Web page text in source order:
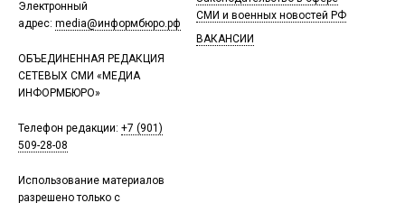
Электронный
адрес: media@информбюро.рф
ОБЪЕДИНЕННАЯ РЕДАКЦИЯ
СЕТЕВЫХ СМИ «МЕДИА
ИНФОРМБЮРО»
Телефон редакции: +7 (901)
509-28-08
Использование материалов
разрешено только с
СМИ и военных новостей РФ
ВАКАНСИИ